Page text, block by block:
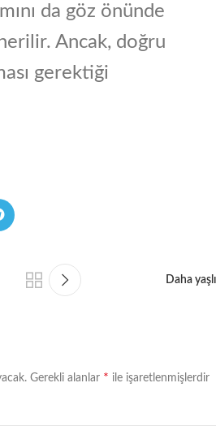
da göz önünde
Ancak, doğru
gerektiği
Daha yaşlı
Gerekli alanlar * ile işaretlenmişlerdir